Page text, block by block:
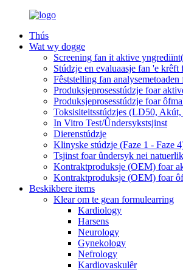
Thús
Wat wy dogge
Screening fan it aktive
Stúdzje en evaluaasje fan 'e
Fêststelling fan
Produksjeprosesstúdzje foar
Produksjeprosesstúdzje foar
Toksisiteitsstúdzjes (LD50,
In Vitro Test/Ûndersykstsjinst
Dierenstúdzje
Klinyske stúdzje (Faze 1 - Faze
Tsjinst foar ûndersyk nei
Kontraktproduksje (OEM) foar
Kontraktproduksje (OEM) foar
Beskikbere items
Klear om te gean formulearring
Kardiology
Harsens
Neurology
Gynekology
Nefrology
Kardiovaskulêr